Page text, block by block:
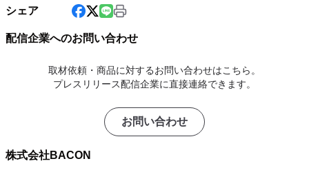
シェア
配信企業へのお問い合わせ
取材依頼・商品に対するお問い合わせはこちら。
プレスリリース配信企業に直接連絡できます。
お問い合わせ
株式会社BACON